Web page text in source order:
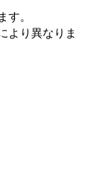
す。
より異なりま